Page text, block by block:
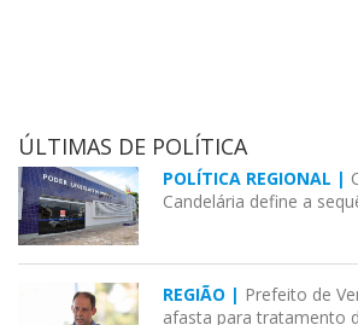
ÚLTIMAS DE POLÍTICA
POLÍTICA REGIONAL |
Candelária define a
REGIÃO | Prefeito de
afasta para tratamento